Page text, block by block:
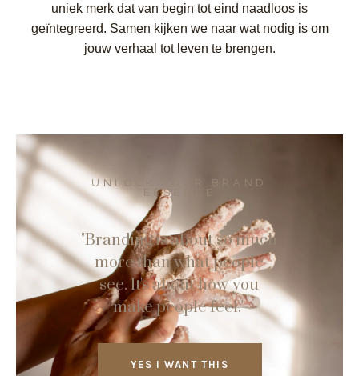
uniek merk dat van begin tot eind naadloos is
geïntegreerd. Samen kijken we naar wat nodig is om
jouw verhaal tot leven te brengen.
UNLOCK YOUR BRAND
ESSENCE
"Branding is about so much
more than what people
see. It's about how you
make people feel."
YES I WANT THIS